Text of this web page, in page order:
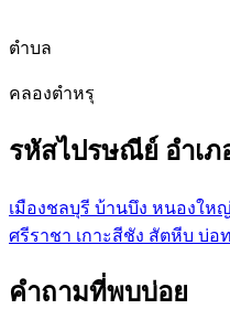
ตำบล
คลองตำหรุ
รหัสไปรษณีย์ อำเ
เมืองชลบุรี บ้านบึง หนองใหญ่
ศรีราชา เกาะสีชัง สัตหีบ บ่อ
คำถามที่พบบ่อย